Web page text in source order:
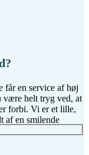
får en service af høj
være helt tryg ved, at
forbi. Vi er et lille,
af en smilende